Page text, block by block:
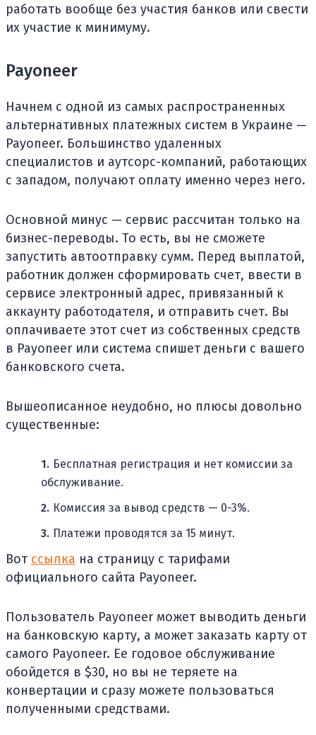
работать вообще без участия банков или свести
их участие к минимуму.
Payoneer
Начнем с одной из самых распространенных
альтернативных платежных систем в Украине —
Payoneer. Большинство удаленных
специалистов и аутсорс-компаний, работающих
с западом, получают оплату именно через него.
Основной минус — сервис рассчитан только на
бизнес-переводы. То есть, вы не сможете
запустить автоотправку сумм. Перед выплатой,
работник должен сформировать счет, ввести в
сервисе электронный адрес, привязанный к
аккаунту работодателя, и отправить счет. Вы
оплачиваете этот счет из собственных средств
в Payoneer или система спишет деньги с вашего
банковского счета.
Вышеописанное неудобно, но плюсы довольно
существенные:
Бесплатная регистрация и нет комиссии за
обслуживание.
Комиссия за вывод средств — 0-3%.
Платежи проводятся за 15 минут.
Вот ссылка на страницу с тарифами
официального сайта Payoneer.
Пользователь Payoneer может выводить деньги
на банковскую карту, а может заказать карту от
самого Payoneer. Ее годовое обслуживание
обойдется в $30, но вы не теряете на
конвертации и сразу можете пользоваться
полученными средствами.